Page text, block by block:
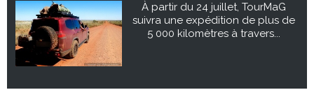
À partir du 24 juillet, TourMaG
suivra une expédition de plus de
5 000 kilomètres à travers...